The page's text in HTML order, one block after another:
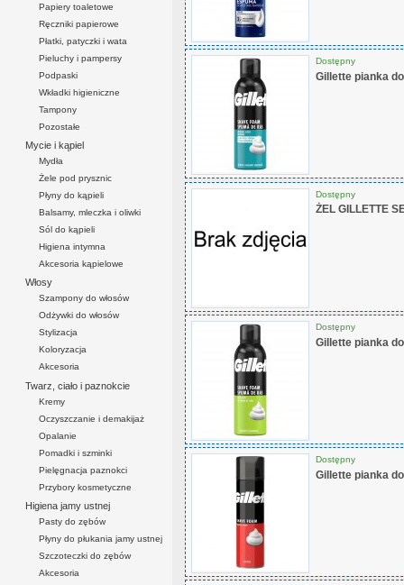
Papiery toaletowe
Ręczniki papierowe
Płatki, patyczki i wata
Pieluchy i pampersy
Podpaski
Wkładki higieniczne
Tampony
Pozostałe
Mycie i kąpiel
Mydła
Żele pod prysznic
Płyny do kąpieli
Balsamy, mleczka i oliwki
Sól do kąpieli
Higiena intymna
Akcesoria kąpielowe
Włosy
Szampony do włosów
Odżywki do włosów
Stylizacja
Koloryzacja
Akcesoria
Twarz, ciało i paznokcie
Kremy
Oczyszczanie i demakijaż
Opalanie
Pomadki i szminki
Pielęgnacja paznokci
Przybory kosmetyczne
Higiena jamy ustnej
Pasty do zębów
Płyny do płukania jamy ustnej
Szczoteczki do zębów
Akcesoria
Dostępny
Gillette pianka
Dostępny
ŻEL GILLETTE
Dostępny
Gillette pianka
Dostępny
Gillette pianka